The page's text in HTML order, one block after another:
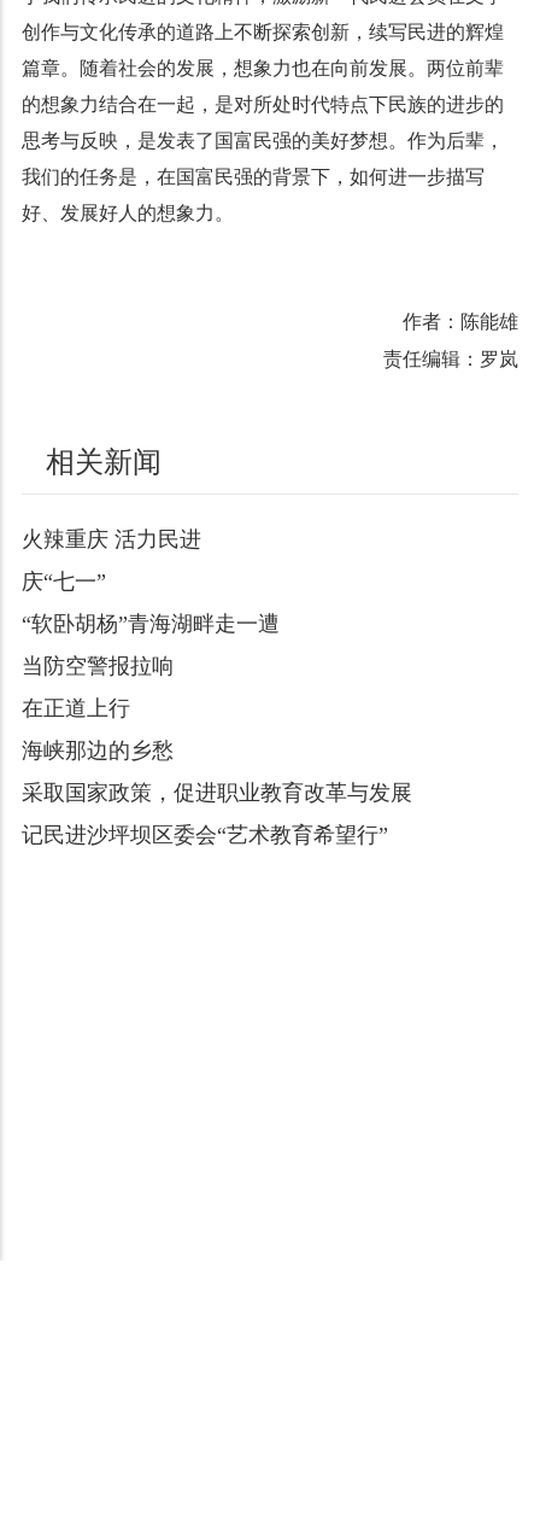
创作与文化传承的道路上不断探索创新，续写民进的辉煌
篇章。随着社会的发展，想象力也在向前发展。两位前辈
的想象力结合在一起，是对所处时代特点下民族的进步的
思考与反映，是发表了国富民强的美好梦想。作为后辈，
我们的任务是，在国富民强的背景下，如何进一步描写
好、发展好人的想象力。
作者：陈能雄
责任编辑：罗岚
相关新闻
火辣重庆 活力民进
庆“七一”
“软卧胡杨”青海湖畔走一遭
当防空警报拉响
在正道上行
海峡那边的乡愁
采取国家政策，促进职业教育改革与发展
记民进沙坪坝区委会“艺术教育希望行”